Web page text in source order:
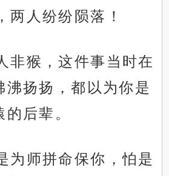
两人纷纷陨落！
非猴，这件事当时在
沸扬扬，都以为你是
后辈。
为师拼命保你，怕是